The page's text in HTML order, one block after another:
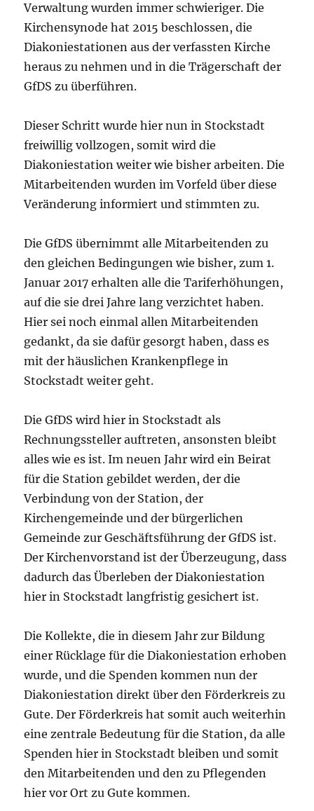
Verwaltung wurden immer schwieriger. Die
Kirchensynode hat 2015 beschlossen, die
Diakoniestationen aus der verfassten Kirche
heraus zu nehmen und in die Trägerschaft der
GfDS zu überführen.
Dieser Schritt wurde hier nun in Stockstadt
freiwillig vollzogen, somit wird die
Diakoniestation weiter wie bisher arbeiten. Die
Mitarbeitenden wurden im Vorfeld über diese
Veränderung informiert und stimmten zu.
Die GfDS übernimmt alle Mitarbeitenden zu
den gleichen Bedingungen wie bisher, zum 1.
Januar 2017 erhalten alle die Tariferhöhungen,
auf die sie drei Jahre lang verzichtet haben.
Hier sei noch einmal allen Mitarbeitenden
gedankt, da sie dafür gesorgt haben, dass es
mit der häuslichen Krankenpflege in
Stockstadt weiter geht.
Die GfDS wird hier in Stockstadt als
Rechnungssteller auftreten, ansonsten bleibt
alles wie es ist. Im neuen Jahr wird ein Beirat
für die Station gebildet werden, der die
Verbindung von der Station, der
Kirchengemeinde und der bürgerlichen
Gemeinde zur Geschäftsführung der GfDS ist.
Der Kirchenvorstand ist der Überzeugung, dass
dadurch das Überleben der Diakoniestation
hier in Stockstadt langfristig gesichert ist.
Die Kollekte, die in diesem Jahr zur Bildung
einer Rücklage für die Diakoniestation erhoben
wurde, und die Spenden kommen nun der
Diakoniestation direkt über den Förderkreis zu
Gute. Der Förderkreis hat somit auch weiterhin
eine zentrale Bedeutung für die Station, da alle
Spenden hier in Stockstadt bleiben und somit
den Mitarbeitenden und den zu Pflegenden
hier vor Ort zu Gute kommen.